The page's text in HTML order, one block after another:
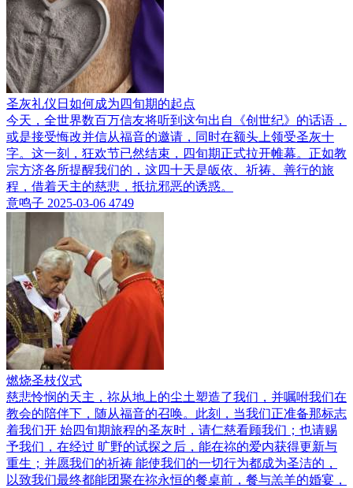
圣灰礼仪日如何成为四旬期的起点
今天，全世界数百万信友将听到这句出自《创世纪》的话语，
或是接受悔改并信从福音的邀请，同时在额头上领受圣灰十
字。这一刻，狂欢节已然结束，四旬期正式拉开帷幕。正如教
宗方济各所提醒我们的，这四十天是皈依、祈祷、善行的旅
程，借着天主的慈悲，抵抗邪恶的诱惑。
意鸣子 2025-03-06 4749
燃烧圣枝仪式
慈悲怜悯的天主，祢从地上的尘土塑造了我们，并嘱咐我们在
教会的陪伴下，随从福音的召唤。此刻，当我们正准备那标志
着我们开 始四旬期旅程的圣灰时，请仁慈看顾我们；也请赐
予我们，在经过 旷野的试探之后，能在祢的爱内获得更新与
重生；并愿我们的祈祷 能使我们的一切行为都成为圣洁的，
以致我们最终都能团聚在祢永恒的餐桌前，餐与羔羊的婚宴，